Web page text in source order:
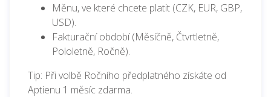
Měnu, ve které chcete platit (CZK, EUR, GBP,
USD).
Fakturační období (Měsíčně, Čtvrtletně,
Pololetně, Ročně).
Tip: Při volbě Ročního předplatného získáte od
Aptienu 1 měsíc zdarma.